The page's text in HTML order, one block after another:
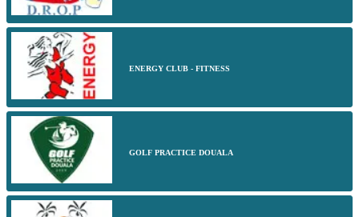
ENERGY CLUB - FITNESS
GOLF PRACTICE DOUALA